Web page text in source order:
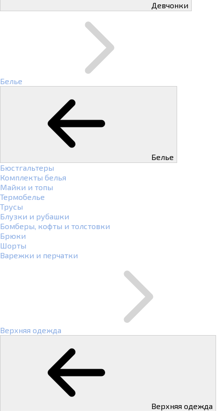
Девчонки
Белье
Белье
Бюстгальтеры
Комплекты белья
Майки и топы
Термобелье
Трусы
Блузки и рубашки
Бомберы, кофты и толстовки
Брюки
Шорты
Варежки и перчатки
Верхняя одежда
Верхняя одежда